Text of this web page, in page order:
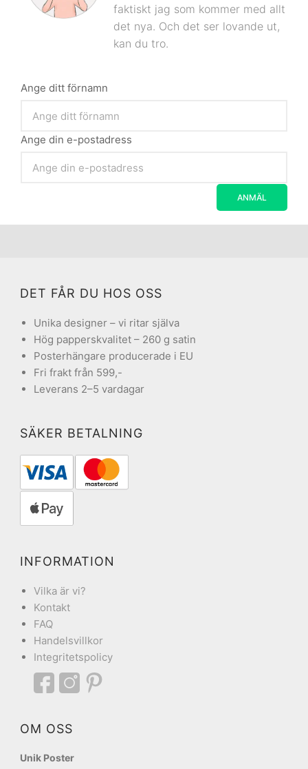
faktiskt jag som kommer med allt
det nya. Och det ser lovande ut,
kan du tro.
Ange ditt förnamn
Ange din e-postadress
DET FÅR DU HOS OSS
Unika designer – vi ritar själva
Hög papperskvalitet – 260 g satin
Posterhängare producerade i EU
Fri frakt från 599,-
Leverans 2–5 vardagar
SÄKER BETALNING
INFORMATION
Vilka är vi?
Kontakt
FAQ
Handelsvillkor
Integritetspolicy
OM OSS
Unik Poster